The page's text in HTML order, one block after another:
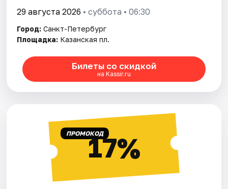
29 августа 2026 • суббота • 06:30
Город: Санкт-Петербург
Площадка: Казанская пл.
Билеты со скидкой
на Kassir.ru
ПРОМОКОД17%